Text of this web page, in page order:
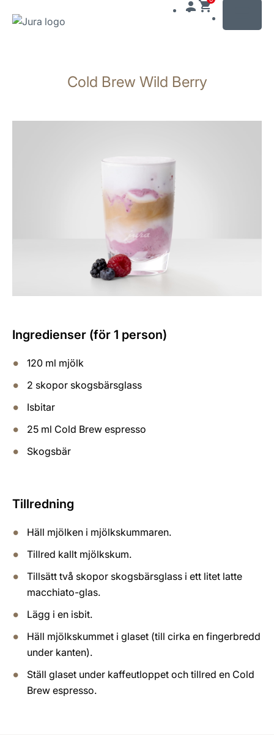
sökning
Cold Brew Wild Berry
Ingredienser (för 1 person)
120 ml mjölk
2 skopor skogsbärsglass
Isbitar
25 ml Cold Brew espresso
Skogsbär
Tillredning
Häll mjölken i mjölkskummaren.
Tillred kallt mjölkskum.
Tillsätt två skopor skogsbärsglass i ett litet latte
macchiato-glas.
Lägg i en isbit.
Häll mjölkskummet i glaset (till cirka en fingerbredd
under kanten).
Ställ glaset under kaffeutloppet och tillred en Cold
Brew espresso.